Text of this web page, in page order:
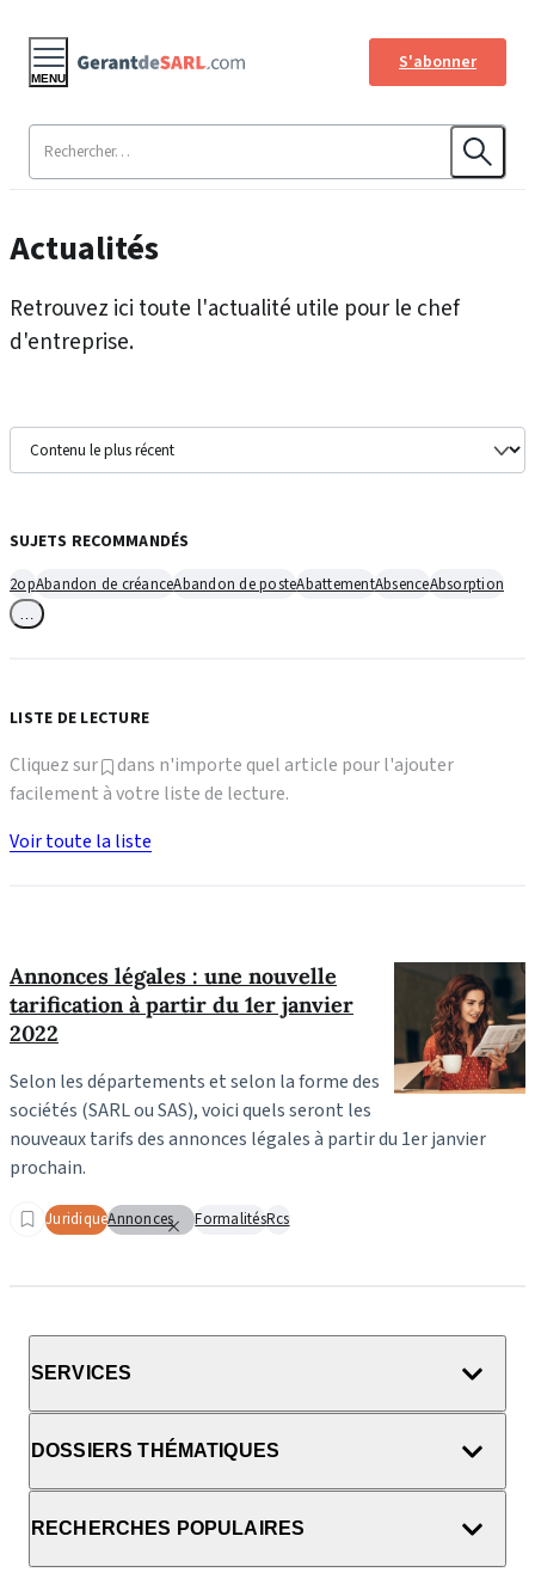
S'abonner
MENU
Actualités
Retrouvez ici toute l'actualité utile pour le chef
d'entreprise.
Annonces légales : une nouvelle
tarification à partir du 1er janvier
2022
Selon les départements et selon la forme des
sociétés (SARL ou SAS), voici quels seront les
nouveaux tarifs des annonces légales à partir du 1er janvier
prochain.
JuridiqueAnnonces FormalitésRcs
SUJETS RECOMMANDÉS
2opAbandon de créanceAbandon de posteAbattementAbsenceAbsorption
LISTE DE LECTURE
Cliquez sur
dans n'importe quel article pour l'ajouter
facilement à votre liste de lecture.
Voir toute la liste
SERVICES
DOSSIERS THÉMATIQUES
RECHERCHES POPULAIRES